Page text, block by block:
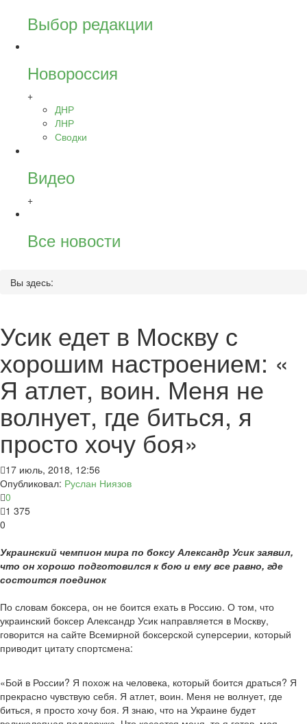
Выбор редакции
Новороссия
+
ДНР
ЛНР
Сводки
Видео
+
Все новости
Вы здесь:
Усик едет в Москву с
хорошим настроением: «
Я атлет, воин. Меня не
волнует, где биться, я
просто хочу боя»
17 июль, 2018, 12:56
Опубликовал: Руслан Ниязов
0
1 375
0
Украинский чемпион мира по боксу Александр Усик заявил,
что он хорошо подготовился к бою и ему все равно, где
состоится поединок
По словам боксера, он не боится ехать в Россию. О том, что
украинский боксер Александр Усик направляется в Москву,
говорится на сайте Всемирной боксерской суперсерии, который
приводит цитату спортсмена:
«Бой в России? Я похож на человека, который боится драться? Я
прекрасно чувствую себя. Я атлет, воин. Меня не волнует, где
биться, я просто хочу боя. Я знаю, что на Украине будет